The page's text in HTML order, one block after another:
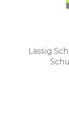
Lässig